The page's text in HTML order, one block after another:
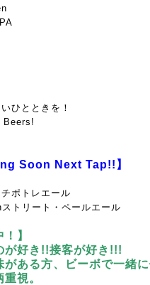
ひとときを！
Beers!
Soon Next Tap!!】
ポトレエール
トリート・ペールエール
】
が好き!!接客が好き!!!
がある方、ビーボで一緒
視。